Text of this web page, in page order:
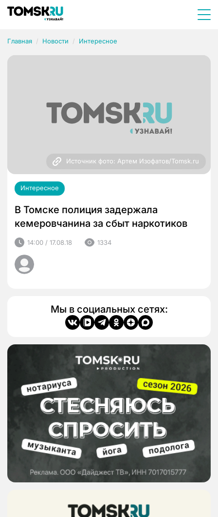
Главная Новости Интересное
Источник фото: Артем Изофатов/Tomsk.ru
Интересное
В Томске полиция задержала
кемеровчанина за сбыт наркотиков
14:00 / 17.08.18 1334
Мы в социальных сетях: